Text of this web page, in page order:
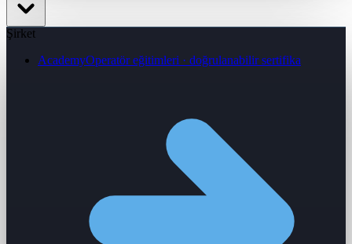
Şirket
AcademyOperatör eğitimleri · doğrulanabilir sertifika